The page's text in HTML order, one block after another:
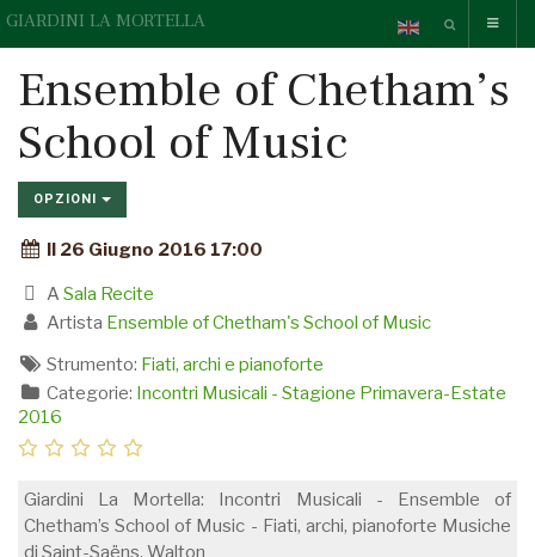
GIARDINI LA MORTELLA
Ensemble of Chetham’s
School of Music
OPZIONI
Il 26 Giugno 2016 17:00
A Sala Recite
Artista Ensemble of Chetham's School of Music
Strumento: Fiati, archi e pianoforte
Categorie: Incontri Musicali - Stagione Primavera-Estate
2016
Giardini La Mortella: Incontri Musicali - Ensemble of
Chetham’s School of Music - Fiati, archi, pianoforte Musiche
di Saint-Saëns, Walton